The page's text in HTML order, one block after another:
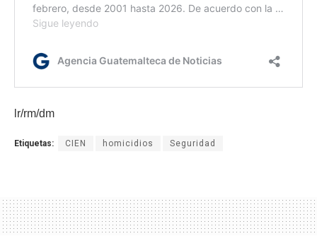
lr/rm/dm
Etiquetas: CIEN homicidios Seguridad